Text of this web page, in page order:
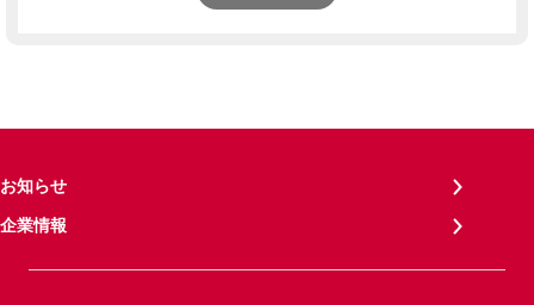
お知らせ
企業情報